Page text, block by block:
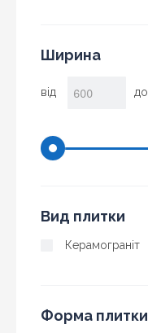
Ширина
від до
Вид плитки
Керамограніт
Форма плитки